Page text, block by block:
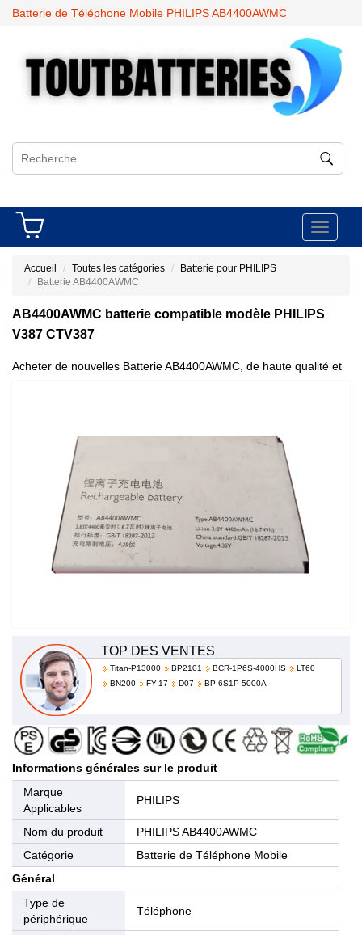
Batterie de Téléphone Mobile PHILIPS AB4400AWMC
Toggle
Accueil Toutes les catégories
Batterie pour PHILIPS
Batterie AB4400AWMC
AB4400AWMC batterie compatible modèle PHILIPS
V387 CTV387
Acheter de nouvelles Batterie AB4400AWMC, de haute qualité et
TOP DES VENTES
Titan-P13000 BP2101 BCR-1P6S-4000HS
LT60
BN200
FY-17 D07 BP-6S1P-5000A
Informations générales sur le produit
Marque
Applicables
PHILIPS
Nom du produit
PHILIPS AB4400AWMC
Catégorie
Batterie de Téléphone Mobile
Général
Type de
périphérique
Téléphone